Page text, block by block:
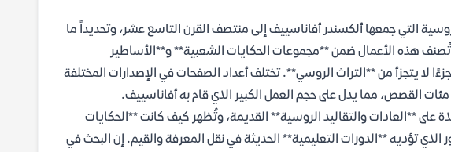
التي جمعها ألكسندر أفاناسييف إلى منتصف القرن التاسع عشر، وتحديداً ما
متعددة. تُصنف هذه الأعمال ضمن **مجموعات الحكايات الشعبية** و**الأساطير
لا يتجزأ من **التراث الروسي**. تختلف أعداد الصفحات في الإصدارات المختلفة
القصص، مما يدل على حجم العمل الكبير الذي قام به أفاناسييف.
على **العادات والتقاليد الروسية** القديمة، وتُظهر كيف كانت **الحكايات
الذي تؤديه **الدورات التعليمية** الحديثة في نقل المعرفة والقيم. إن البحث في